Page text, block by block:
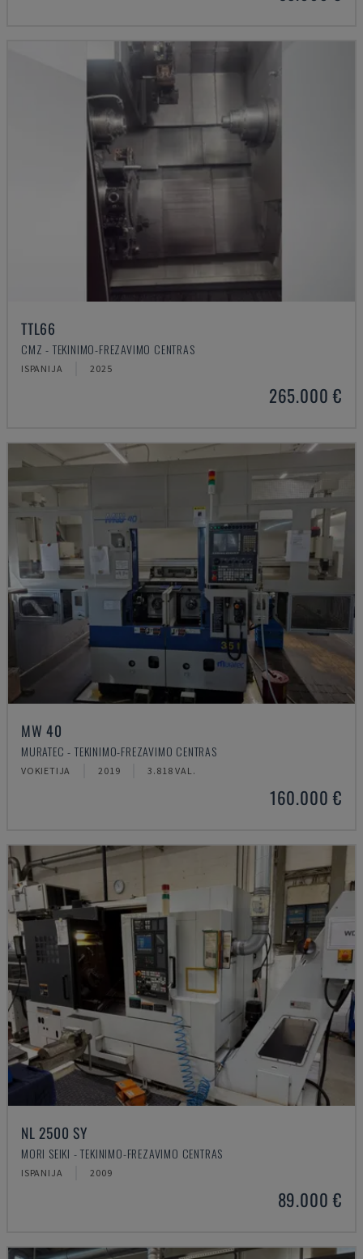
TTL66
CMZ - TEKINIMO-FREZAVIMO CENTRAS
ISPANIJA 2025
265.000 €
MW 40
MURATEC - TEKINIMO-FREZAVIMO CENTRAS
VOKIETIJA 2019 3.818 VAL.
160.000 €
NL 2500 SY
MORI SEIKI - TEKINIMO-FREZAVIMO CENTRAS
ISPANIJA 2009
89.000 €